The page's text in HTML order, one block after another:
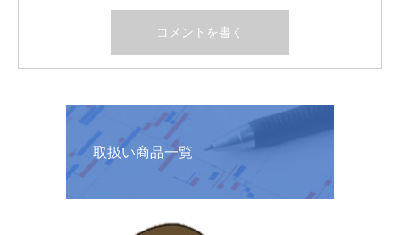
取扱い商品一覧